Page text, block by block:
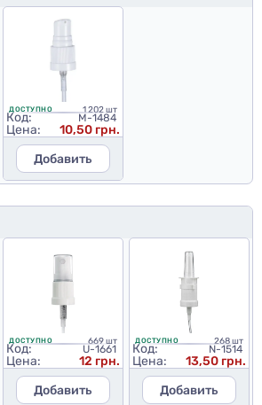
ДОСТУПНО 1 202 шт
Код: M-1484
Цена:
10,50 грн.
Добавить
ДОСТУПНО 669 шт
Код: U-1661
Цена:
12 грн.
Добавить
ДОСТУПНО 268 шт
Код: N-1514
Цена:
13,50 грн.
Добавить